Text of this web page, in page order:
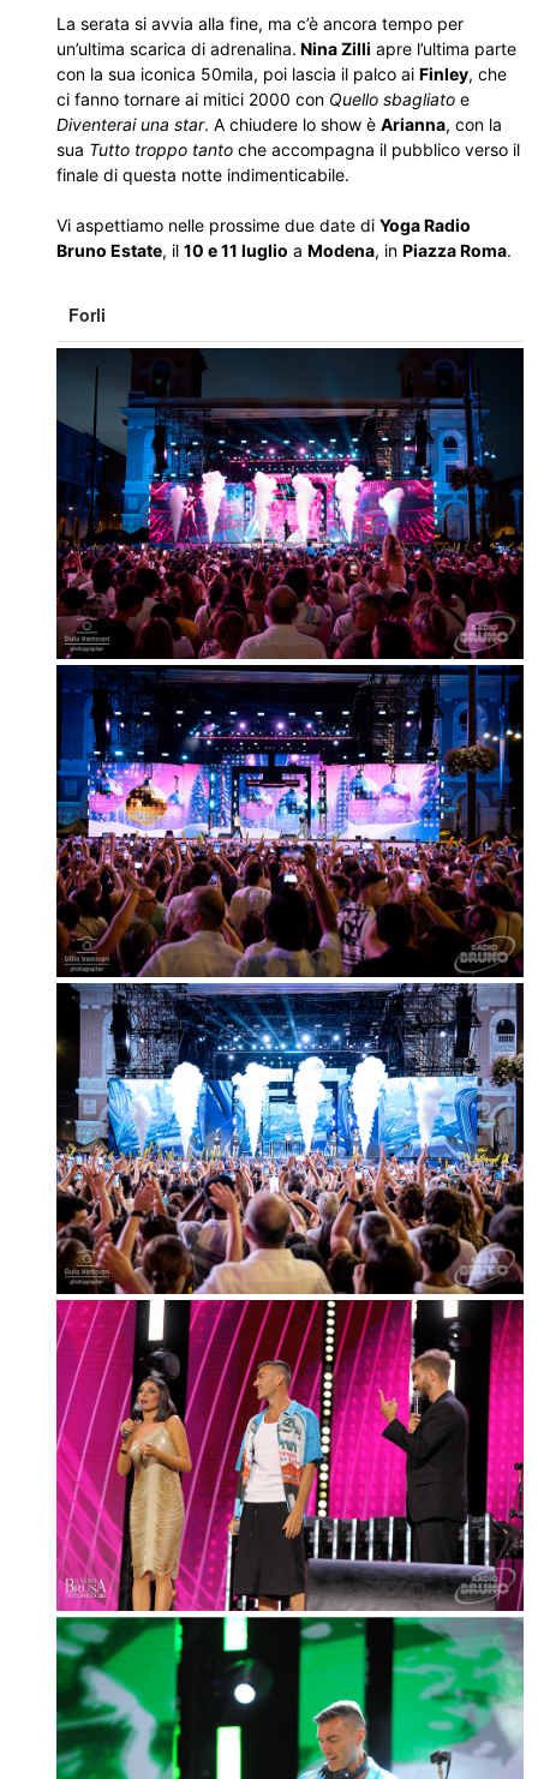
La serata si avvia alla fine, ma c’è ancora tempo per
un’ultima scarica di adrenalina. Nina Zilli apre l’ultima parte
con la sua iconica 50mila, poi lascia il palco ai Finley, che
ci fanno tornare ai mitici 2000 con Quello sbagliato e
Diventerai una star. A chiudere lo show è Arianna, con la
sua Tutto troppo tanto che accompagna il pubblico verso il
finale di questa notte indimenticabile.
Vi aspettiamo nelle prossime due date di Yoga Radio
Bruno Estate, il 10 e 11 luglio a Modena, in Piazza Roma.
Forli